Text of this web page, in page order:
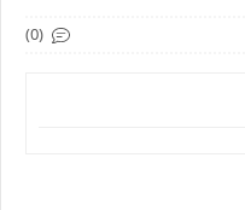
(0)